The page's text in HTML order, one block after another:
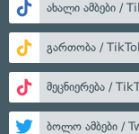
ახალი ამბები /
გართობა /
მეცნიერება /
ბოლო ამბები /